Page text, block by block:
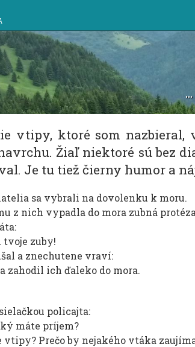
vtipy, ktoré som nazbieral,
Žiaľ niektoré sú bez
Je tu tiež čierny humor a
sa vybrali na dovolenku k moru.
z nich vypadla do mora zubná
tvoje zuby!
a znechutene vraví:
zahodil ich ďaleko do mora.
policajta:
máte príjem?
vtipy? Prečo by nejakého vtáka